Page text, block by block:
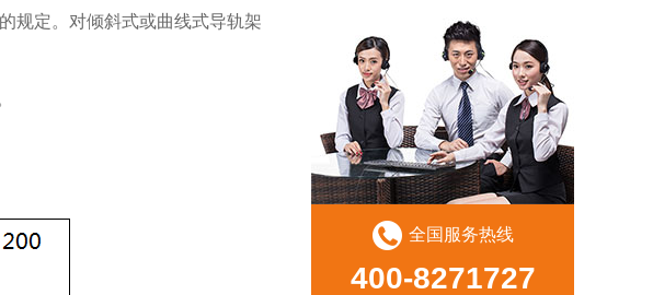
规定。对倾斜式或曲线式导轨架
全国服务热线
400-8271727